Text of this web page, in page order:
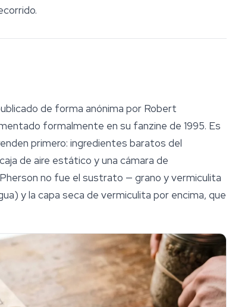
de forma anónima por Robert
formalmente en su fanzine de 1995. Es
primero: ingredientes baratos del
de aire estático y una cámara de
no fue el sustrato — grano y vermiculita
y la capa seca de vermiculita por encima, que